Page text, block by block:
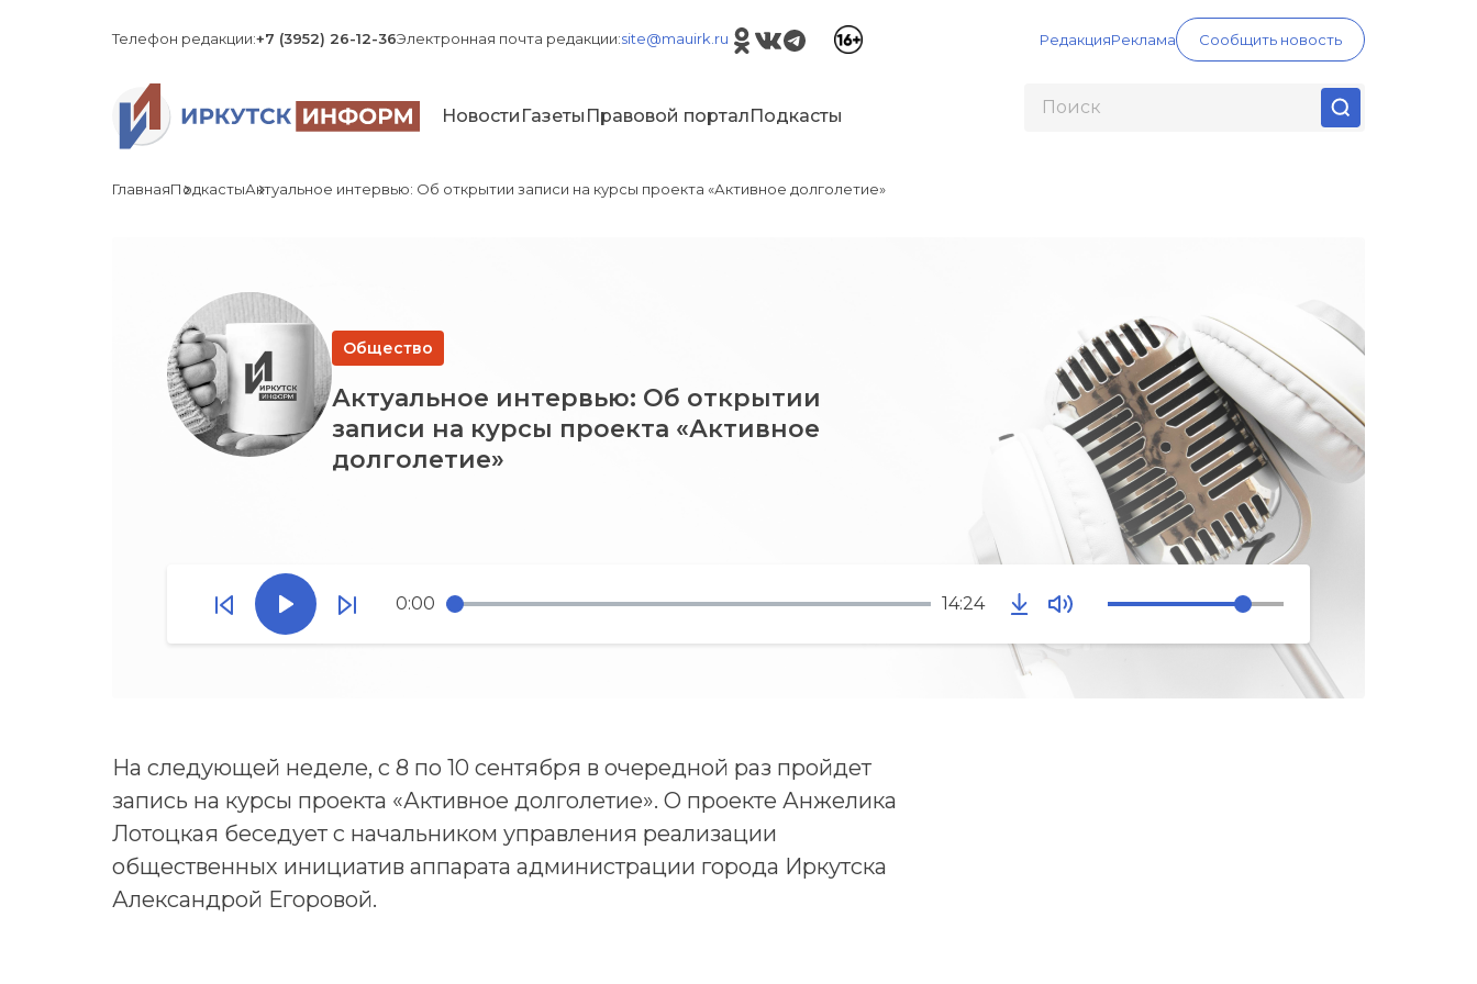
Телефон редакции:+7 (3952) 26-12-36Электронная почта редакции:site@mauirk.ru РедакцияРеклама Сообщить новость
Новости Газеты Правовой портал Подкасты
ГлавнаяПодкастыАктуальное интервью: Об открытии записи на курсы проекта «Активное долголетие»
Общество
Актуальное интервью: Об открытии
записи на курсы проекта «Активное
долголетие»
0:00 14:24
На следующей неделе, с 8 по 10 сентября в очередной раз пройдет
запись на курсы проекта «Активное долголетие». О проекте Анжелика
Лотоцкая беседует с начальником управления реализации
общественных инициатив аппарата администрации города Иркутска
Александрой Егоровой.